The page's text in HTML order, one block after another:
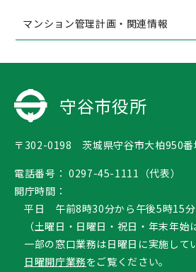
マンション管理計画・関連情報
守谷市役所
〒302-0198 茨城県守谷市大柏950番
電話番号： 0297-45-1111（代表）
開庁時間：
平日 午前8時30分から午後5時15分
（土曜日・日曜日・祝日・年末年始
一部の窓口業務は日曜日に実施して
日曜開庁業務をご覧ください。